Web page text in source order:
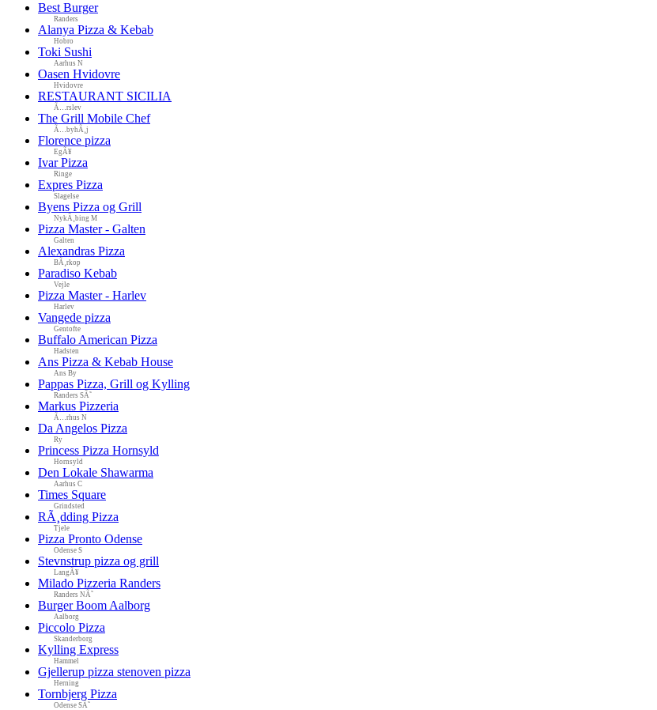
Best Burger
Randers
Alanya Pizza & Kebab
Hobro
Toki Sushi
Aarhus N
Oasen Hvidovre
Hvidovre
RESTAURANT SICILIA
Ã…rslev
The Grill Mobile Chef
Ã…byhÃ¸j
Florence pizza
EgÃ¥
Ivar Pizza
Ringe
Expres Pizza
Slagelse
Byens Pizza og Grill
NykÃ¸bing M
Pizza Master - Galten
Galten
Alexandras Pizza
BÃ¸rkop
Paradiso Kebab
Vejle
Pizza Master - Harlev
Harlev
Vangede pizza
Gentofte
Buffalo American Pizza
Hadsten
Ans Pizza & Kebab House
Ans By
Pappas Pizza, Grill og Kylling
Randers SÃ˜
Markus Pizzeria
Ã…rhus N
Da Angelos Pizza
Ry
Princess Pizza Hornsyld
Hornsyld
Den Lokale Shawarma
Aarhus C
Times Square
Grindsted
RÃ¸dding Pizza
Tjele
Pizza Pronto Odense
Odense S
Stevnstrup pizza og grill
LangÃ¥
Milado Pizzeria Randers
Randers NÃ˜
Burger Boom Aalborg
Aalborg
Piccolo Pizza
Skanderborg
Kylling Express
Hammel
Gjellerup pizza stenoven pizza
Herning
Tornbjerg Pizza
Odense SÃ˜